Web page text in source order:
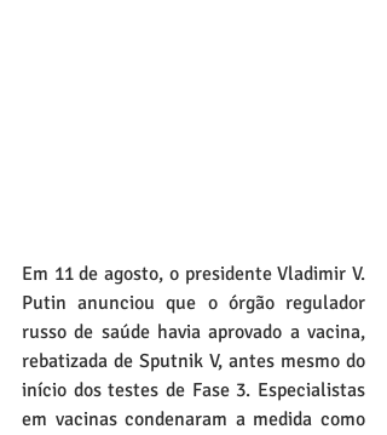
Em 11 de agosto, o presidente Vladimir V.
Putin anunciou que o órgão regulador
russo de saúde havia aprovado a vacina,
rebatizada de Sputnik V, antes mesmo do
início dos testes de Fase 3. Especialistas
em vacinas condenaram a medida como